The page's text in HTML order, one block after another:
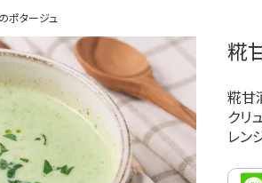
ポタージュ
糀
糀甘
クリ
レン